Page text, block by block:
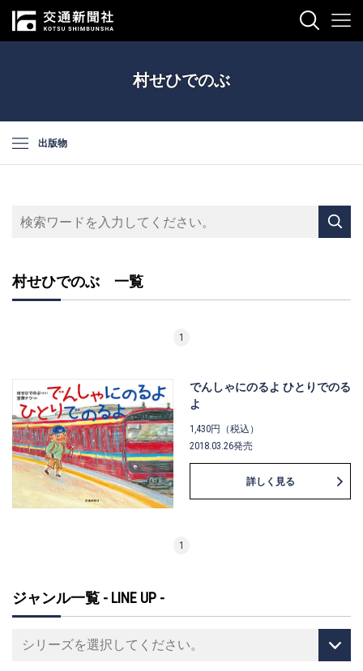
村せひでのぶ
出版物
村せひでのぶ 一覧
1
でんしゃにのるよ ひとりでのる
よ
1,430円（税込）
2018.03.26発売
詳しく見る
1
ジャンル一覧 - LINE UP -